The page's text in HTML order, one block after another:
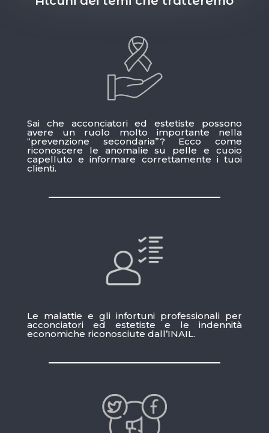
Sai che acconciatori ed estetiste possono
avere un ruolo molto importante nella
“prevenzione secondaria”? Ecco come
riconoscere le anomalie su pelle e cuoio
capelluto e informare correttamente i tuoi
clienti.
Le malattie e gli infortuni professionali per
acconciatori ed estetiste e le indennità
economiche riconosciute dall’INAIL.